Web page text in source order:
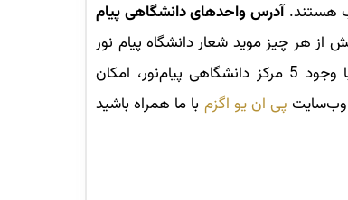
هستند.آدرس واحدهای دانشگاهی پیام
از هر چیز موید شعار دانشگاه پیام نور
یعنی آموزش برای همه، همه‌وقت و همه‌جا است؛ زیرا در کلان‌شهری همچون تهران با وجود 5 مرکز دانشگاهی پیام‌نور، امکان
وب‌سایت پی ان یو اگزم با ما همراه باشید